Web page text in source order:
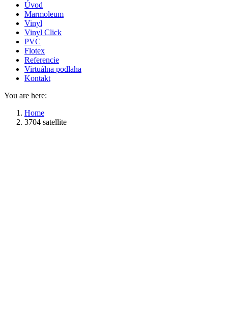
Úvod
Marmoleum
Vinyl
Vinyl Click
PVC
Flotex
Referencie
Virtuálna podlaha
Kontakt
You are here:
Home
3704 satellite